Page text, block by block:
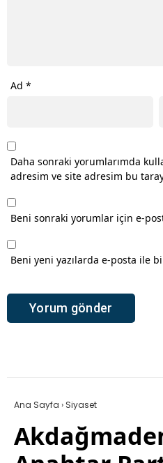
Ad *
Daha sonraki yorumlarımda
adresim ve site adresim bu
Beni sonraki yorumlar için e-
Beni yeni yazılarda e-posta ile
Ana Sayfa › Siyaset